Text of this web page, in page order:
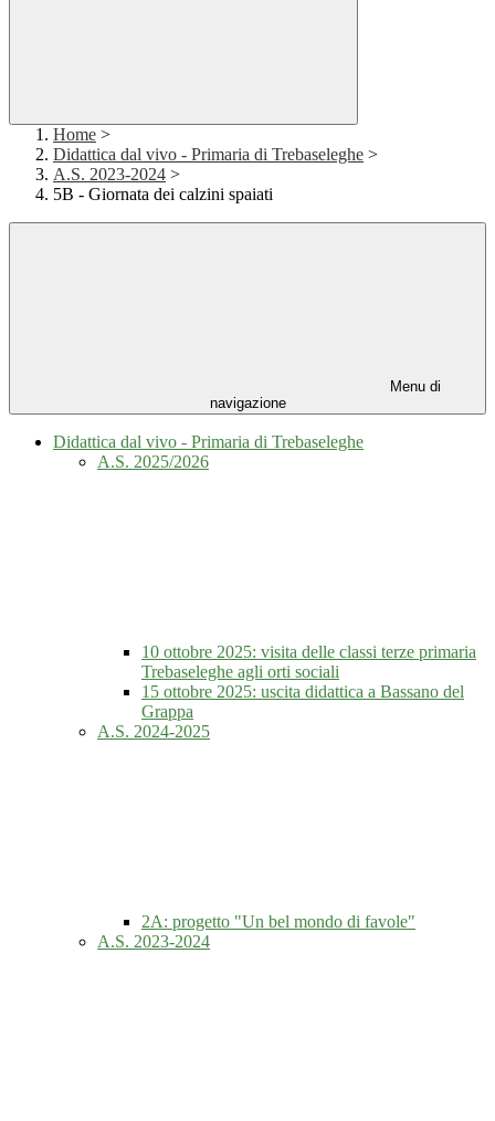
Home >
Didattica dal vivo - Primaria di Trebaseleghe >
A.S. 2023-2024 >
5B - Giornata dei calzini spaiati
Menu di
navigazione
Didattica dal vivo - Primaria di Trebaseleghe
A.S. 2025/2026
10 ottobre 2025: visita delle classi terze primaria
Trebaseleghe agli orti sociali
15 ottobre 2025: uscita didattica a Bassano del
Grappa
A.S. 2024-2025
2A: progetto "Un bel mondo di favole"
A.S. 2023-2024